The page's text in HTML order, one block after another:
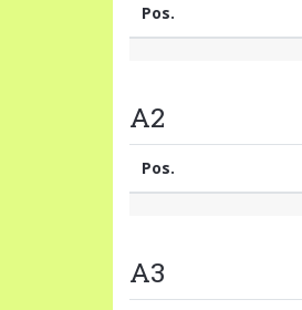
Pos.
A2
Pos.
A3